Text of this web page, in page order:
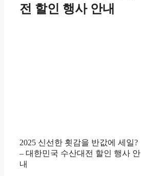
전 할인 행사 안내
2025 신선한 횟감을 반값에 세일?
– 대한민국 수산대전 할인 행사 안
내